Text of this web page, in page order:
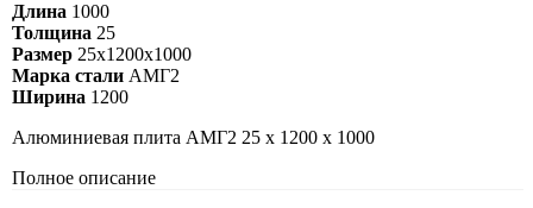
Длина 1000
Толщина 25
Размер 25х1200х1000
Марка стали АМГ2
Ширина 1200
Алюминиевая плита АМГ2 25 х 1200 х 1000
Полное описание